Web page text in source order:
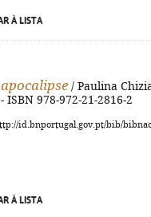
À LISTA
/ Paulina
ISBN 978-972-21-2816-2
id.bnportugal.gov.pt/bib/
À LISTA